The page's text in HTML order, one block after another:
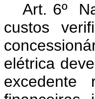
Art. 6º
custos
elétrica